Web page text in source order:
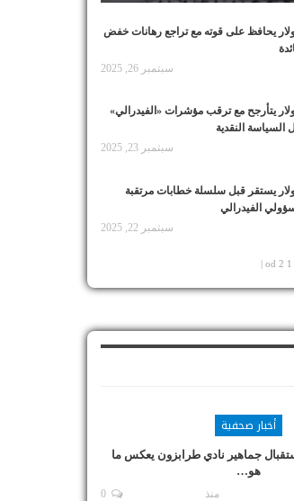
يحافظ على قوته مع تراجع رهانات خفض
سبتمبر 26, 2025
يتأرجح مع ترقب مؤشرات «الفيدرالي»
السياسة النقدية
سبتمبر 23, 2025
يستقر قبل سلسلة خطابات مرتقبة
الفيدرالي
سبتمبر 22, 2025
1 od 2 |
أخبار صحفية
جماهير نادي طرابزون يعكس ما
هو…
منذ